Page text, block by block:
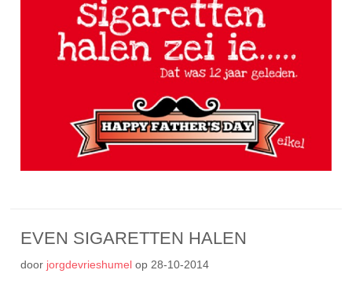
EVEN SIGARETTEN HALEN
door jorgdevrieshumel op 28-10-2014